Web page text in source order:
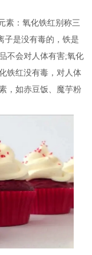
素：氧化铁红别称三
子是没有毒的，铁是
不会对人体有害;氧化
铁红没有毒，对人体
，如赤豆饭、魔芋粉